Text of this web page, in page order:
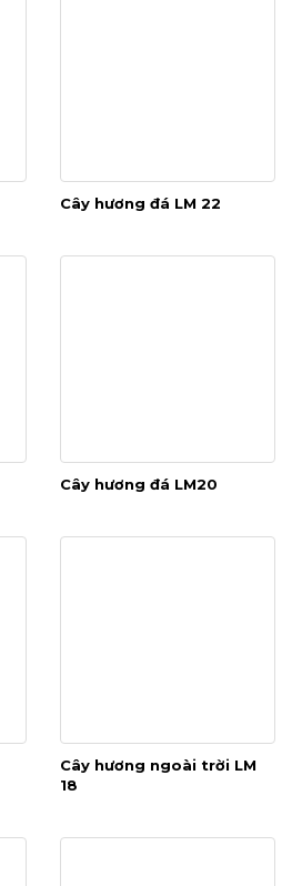
Cây hương đá LM 22
Cây hương đá LM20
Cây hương ngoài trời LM
18